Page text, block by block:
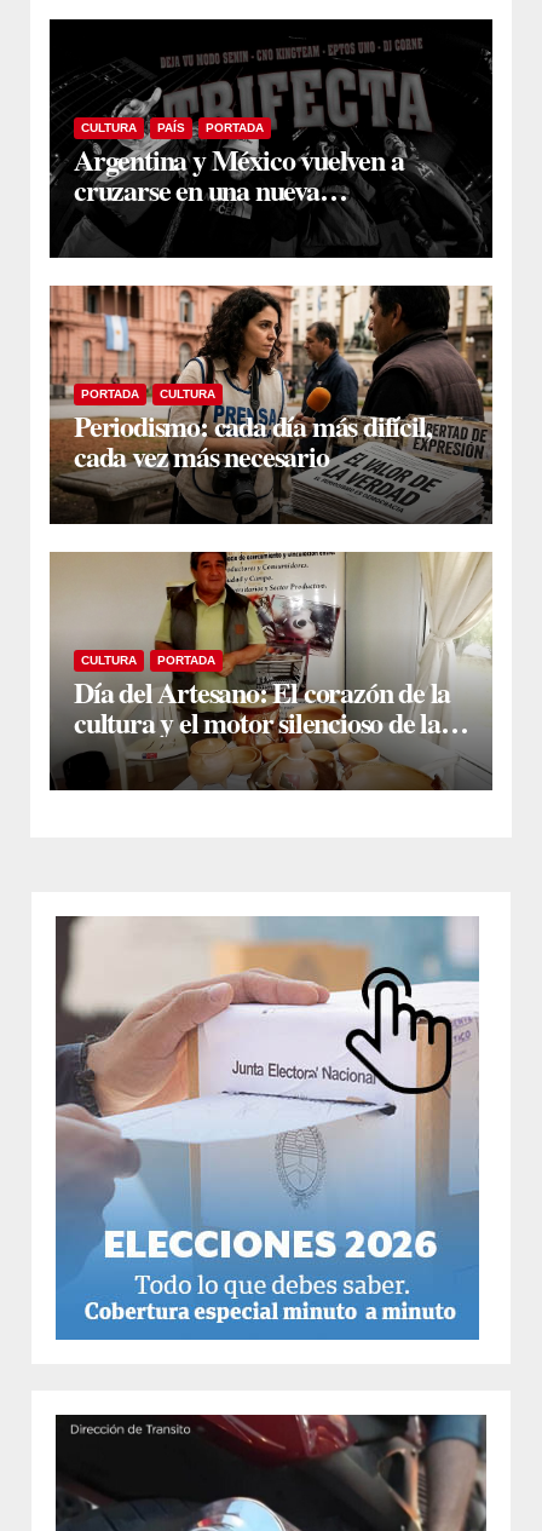
CULTURA PAÍS PORTADA
Argentina y México vuelven a
cruzarse en una nueva
colaboración de rap en español
PORTADA CULTURA
Periodismo: cada día más difícil,
cada vez más necesario
CULTURA PORTADA
Día del Artesano: El corazón de la
cultura y el motor silencioso de la
economía global